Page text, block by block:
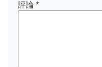
評論 *